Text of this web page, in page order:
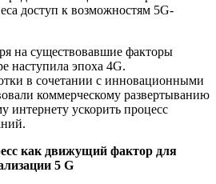
доступ к возможностям 5G-
на существовавшие факторы
наступила эпоха 4G.
в сочетании с инновационными
коммерческому развертыванию
интернету ускорить процесс
как движущий фактор для
5 G